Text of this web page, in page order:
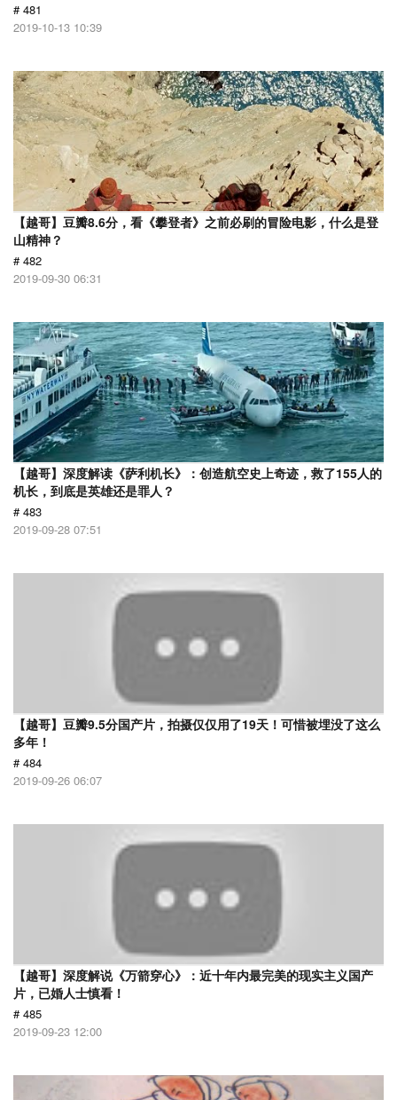
# 481
2019-10-13 10:39
【越哥】豆瓣8.6分，看《攀登者》之前必刷的冒险电影，什么是登
山精神？
# 482
2019-09-30 06:31
【越哥】深度解读《萨利机长》：创造航空史上奇迹，救了155人的
机长，到底是英雄还是罪人？
# 483
2019-09-28 07:51
【越哥】豆瓣9.5分国产片，拍摄仅仅用了19天！可惜被埋没了这么
多年！
# 484
2019-09-26 06:07
【越哥】深度解说《万箭穿心》：近十年内最完美的现实主义国产
片，已婚人士慎看！
# 485
2019-09-23 12:00